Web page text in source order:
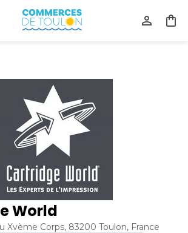
World
Xvème Corps, 83200 Toulon, France